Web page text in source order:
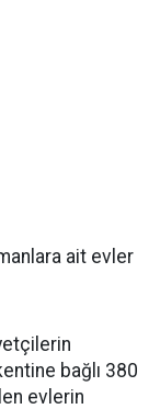
ait evler
bağlı 380
evlerin